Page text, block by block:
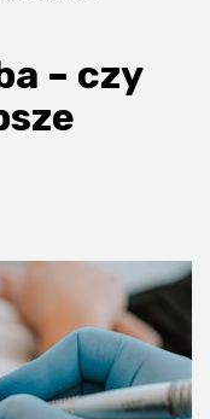
– czy